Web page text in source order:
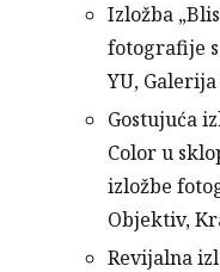
Izložba
fotografije
YU,
Gostujuća
Color u
izložbe
Objektiv,
Revijalna